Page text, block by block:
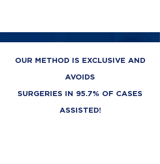
OUR METHOD IS EXCLUSIVE AND
AVOIDS
SURGERIES IN 95.7% OF CASES
ASSISTED!